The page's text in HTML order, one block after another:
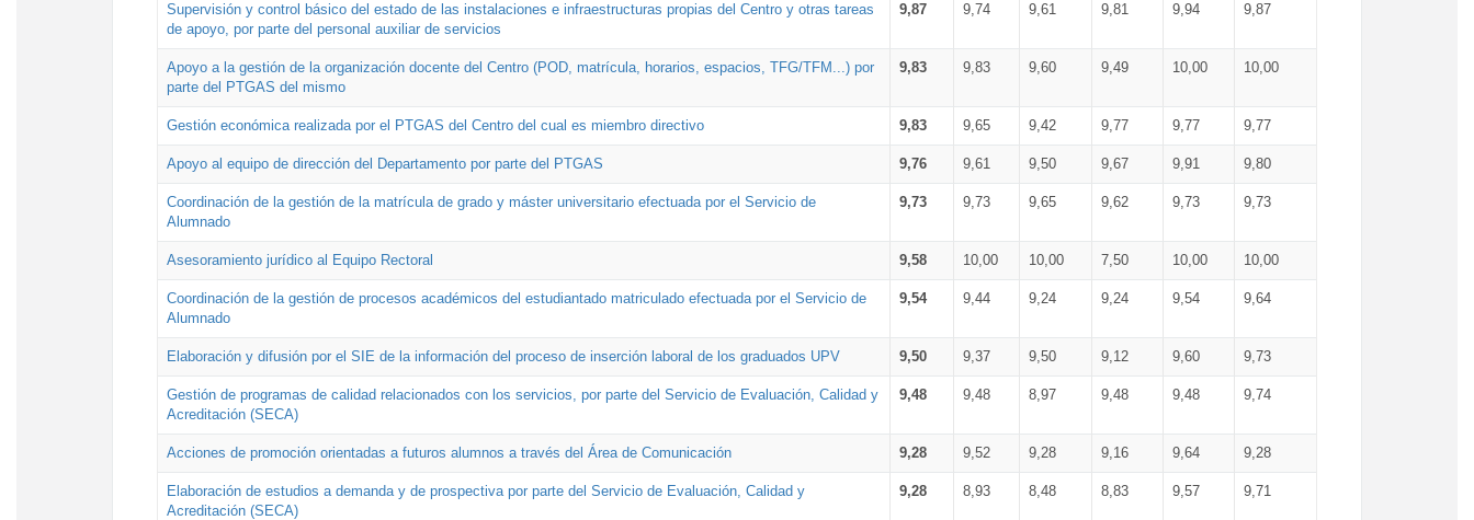
Supervisión y control básico del estado de las instalaciones e infraestructuras propias del Centro y otras tareas
de apoyo, por parte del personal auxiliar de servicios
9,87 9,74 9,61 9,81 9,94 9,87
Apoyo a la gestión de la organización docente del Centro (POD, matrícula, horarios, espacios, TFG/TFM...) por
parte del PTGAS del mismo
9,83 9,83 9,60 9,49 10,00 10,00
Gestión económica realizada por el PTGAS del Centro del cual es miembro directivo 9,83 9,65 9,42 9,77 9,77 9,77
Apoyo al equipo de dirección del Departamento por parte del PTGAS 9,76 9,61 9,50 9,67 9,91 9,80
Coordinación de la gestión de la matrícula de grado y máster universitario efectuada por el Servicio de
Alumnado
9,73 9,73 9,65 9,62 9,73 9,73
Asesoramiento jurídico al Equipo Rectoral 9,58 10,00 10,00 7,50 10,00 10,00
Coordinación de la gestión de procesos académicos del estudiantado matriculado efectuada por el Servicio de
Alumnado
9,54 9,44 9,24 9,24 9,54 9,64
Elaboración y difusión por el SIE de la información del proceso de inserción laboral de los graduados UPV 9,50 9,37 9,50 9,12 9,60 9,73
Gestión de programas de calidad relacionados con los servicios, por parte del Servicio de Evaluación, Calidad y
Acreditación (SECA)
9,48 9,48 8,97 9,48 9,48 9,74
Acciones de promoción orientadas a futuros alumnos a través del Área de Comunicación 9,28 9,52 9,28 9,16 9,64 9,28
Elaboración de estudios a demanda y de prospectiva por parte del Servicio de Evaluación, Calidad y
Acreditación (SECA)
9,28 8,93 8,48 8,83 9,57 9,71